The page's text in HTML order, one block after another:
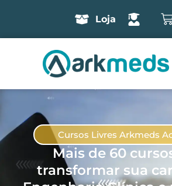
Loja
Cursos Livres Arkmeds
Mais de 60
transformar sua